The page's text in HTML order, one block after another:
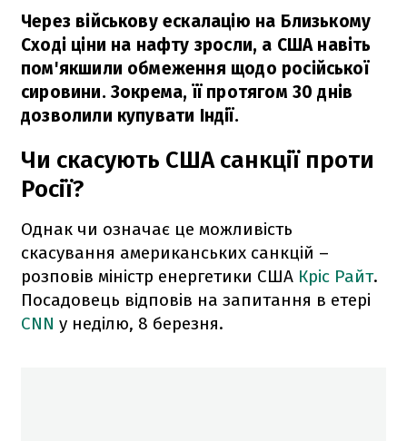
Через військову ескалацію на Близькому
Сході ціни на нафту зросли, а США навіть
пом'якшили обмеження щодо російської
сировини. Зокрема, її протягом 30 днів
дозволили купувати Індії.
Чи скасують США санкції проти
Росії?
Однак чи означає це можливість
скасування американських санкцій –
розповів міністр енергетики США Кріс Райт.
Посадовець відповів на запитання в етері
CNN у неділю, 8 березня.